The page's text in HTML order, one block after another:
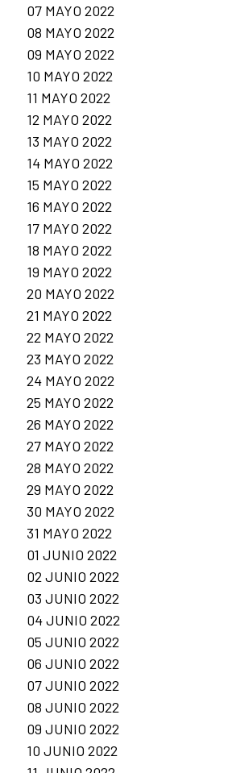
07 MAYO 2022
08 MAYO 2022
09 MAYO 2022
10 MAYO 2022
11 MAYO 2022
12 MAYO 2022
13 MAYO 2022
14 MAYO 2022
15 MAYO 2022
16 MAYO 2022
17 MAYO 2022
18 MAYO 2022
19 MAYO 2022
20 MAYO 2022
21 MAYO 2022
22 MAYO 2022
23 MAYO 2022
24 MAYO 2022
25 MAYO 2022
26 MAYO 2022
27 MAYO 2022
28 MAYO 2022
29 MAYO 2022
30 MAYO 2022
31 MAYO 2022
01 JUNIO 2022
02 JUNIO 2022
03 JUNIO 2022
04 JUNIO 2022
05 JUNIO 2022
06 JUNIO 2022
07 JUNIO 2022
08 JUNIO 2022
09 JUNIO 2022
10 JUNIO 2022